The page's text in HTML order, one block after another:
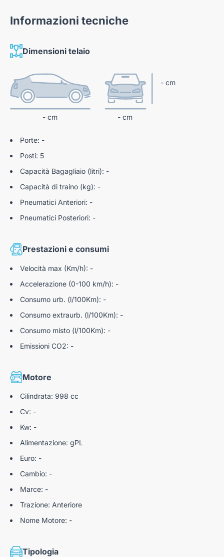
km 0 e automobili usate garantite con oltre 100 controlli pre-
consegna.
N188359
Informazioni tecniche
Dimensioni telaio
- cm - cm
- cm
Porte: -
Posti: 5
Capacità Bagagliaio (litri): -
Capacità di traino (kg): -
Pneumatici Anteriori: -
Pneumatici Posteriori: -
Prestazioni e consumi
Velocità max (Km/h): -
Accelerazione (0-100 km/h): -
Consumo urb. (l/100Km): -
Consumo extraurb. (l/100Km): -
Consumo misto (l/100Km): -
Emissioni CO2: -
Motore
Cilindrata: 998 cc
Cv: -
Kw: -
Alimentazione: gPL
Euro: -
Cambio: -
Marce: -
Trazione: Anteriore
Nome Motore: -
Tipologia